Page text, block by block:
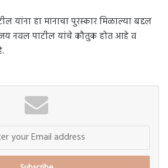
यांना हा मानाचा पुरस्कार मिळाल्या बद्दल
नवल पाटील यांचे कौतुक होत आहे व